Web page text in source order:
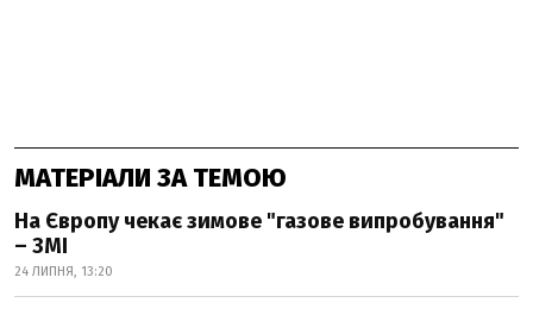
МАТЕРІАЛИ ЗА ТЕМОЮ
На Європу чекає зимове "газове випробування"
– ЗМІ
24 ЛИПНЯ, 13:20